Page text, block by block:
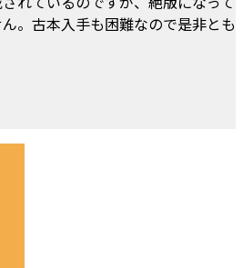
。古本入手も困難なので是非とも